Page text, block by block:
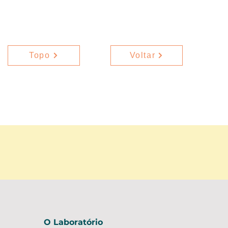
Topo Voltar
O Laboratório